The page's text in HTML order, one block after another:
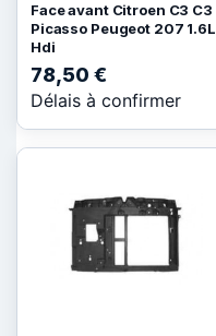
Face avant Citroen C3 C3
Picasso Peugeot 207 1.6L
Hdi
78,50 €
Délais à confirmer